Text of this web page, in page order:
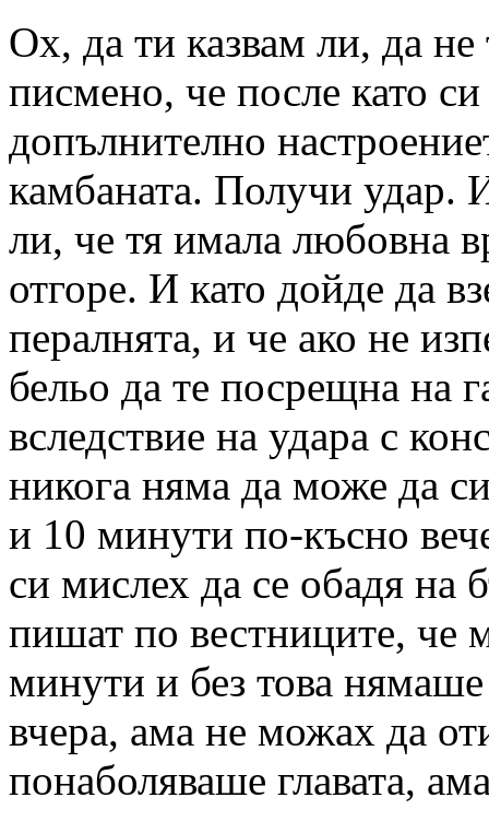
Ох, да ти казвам ли, да
писмено, че после като
допълнително
камбаната. Получи удар.
ли, че тя имала любовна
отгоре. И като дойде да
пералнята, и че ако не
бельо да те посрещна на
вследствие на удара с
никога няма да може да
и 10 минути по-късно
си мислех да се обадя на
пишат по вестниците, че
минути и без това
вчера, ама не можах да
понаболяваше главата,